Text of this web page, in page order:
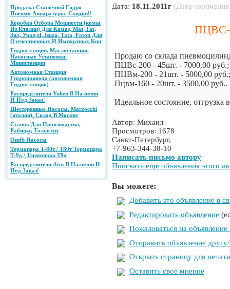
Продажа Станочной Гидро -
Пневмо Аппаратуры. Скидки!!
Коробки Отбора Мощности (комы
Из Италии) Для Камаз, Маз, Газ,
Зил, Урал,zf, Isuzu, Tаtа, Foton Для
Отечественных И Импортных Кпп
Гидростанции. Маслостанции.
Насосные Установки.
Министанции
Автономная Станция
Гидропривода (автономная
Гидростанция)
Распределители Yuken В Наличии
И Под Заказ!
Шестеренные Насосы. Marzocchi
(италия). Склад В Москве
Станок Для Производства,
Рабицы, Тольятти
Omfb Насосы
Термопара Т-80т / Т80т Термопара
Т-9д / Термопара Т9д
Распределители Аtos В Наличии И
Под Заказ!
Дата: 18.11.2011г (Дата
ПЦВС-
Продаю со склада
ПЦВс-200 - 45шт. - 7000,00 руб.;
ПЦВм-200 - 21шт. - 5000,00 руб.;
Пцвм-160 - 20шт. - 3500,00 руб..
Идеальное состояние, отгрузка
Автор: Михаил
Просмотров: 1678
Санкт-Петербург,
+7-963-344-38-10
Написать письмо автору
Поискать ещё объявления этого
Вы можете:
Добавить это объявление в
Редактировать объявление
Пожаловаться на
Отправить объявление
Открыть страницу для печати
Оставить своё мнение